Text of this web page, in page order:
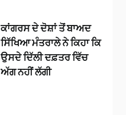
ਕਾਂਗਰਸ ਦੇ ਦੋਸ਼ਾਂ ਤੋਂ ਬਾਅਦ
ਸਿੱਖਿਆ ਮੰਤਰਾਲੇ ਨੇ ਕਿਹਾ ਕਿ
ਉਸਦੇ ਦਿੱਲੀ ਦਫ਼ਤਰ ਵਿੱਚ
ਅੱਗ ਨਹੀਂ ਲੱਗੀ